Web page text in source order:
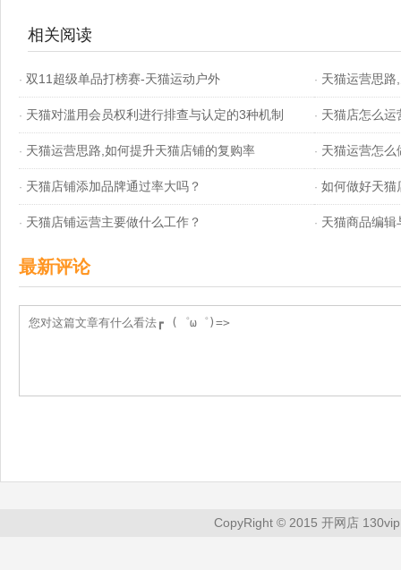
相关阅读
· 双11超级单品打榜赛-天猫运动户外 · 天猫运营思
· 天猫对滥用会员权利进行排查与认定的3种机制 · 天猫店怎么运
· 天猫运营思路,如何提升天猫店铺的复购率 · 天猫运营怎
· 天猫店铺添加品牌通过率大吗？ · 如何做好天猫
· 天猫店铺运营主要做什么工作？ · 天猫商品编辑
最新评论
CopyRight © 2015 开网店